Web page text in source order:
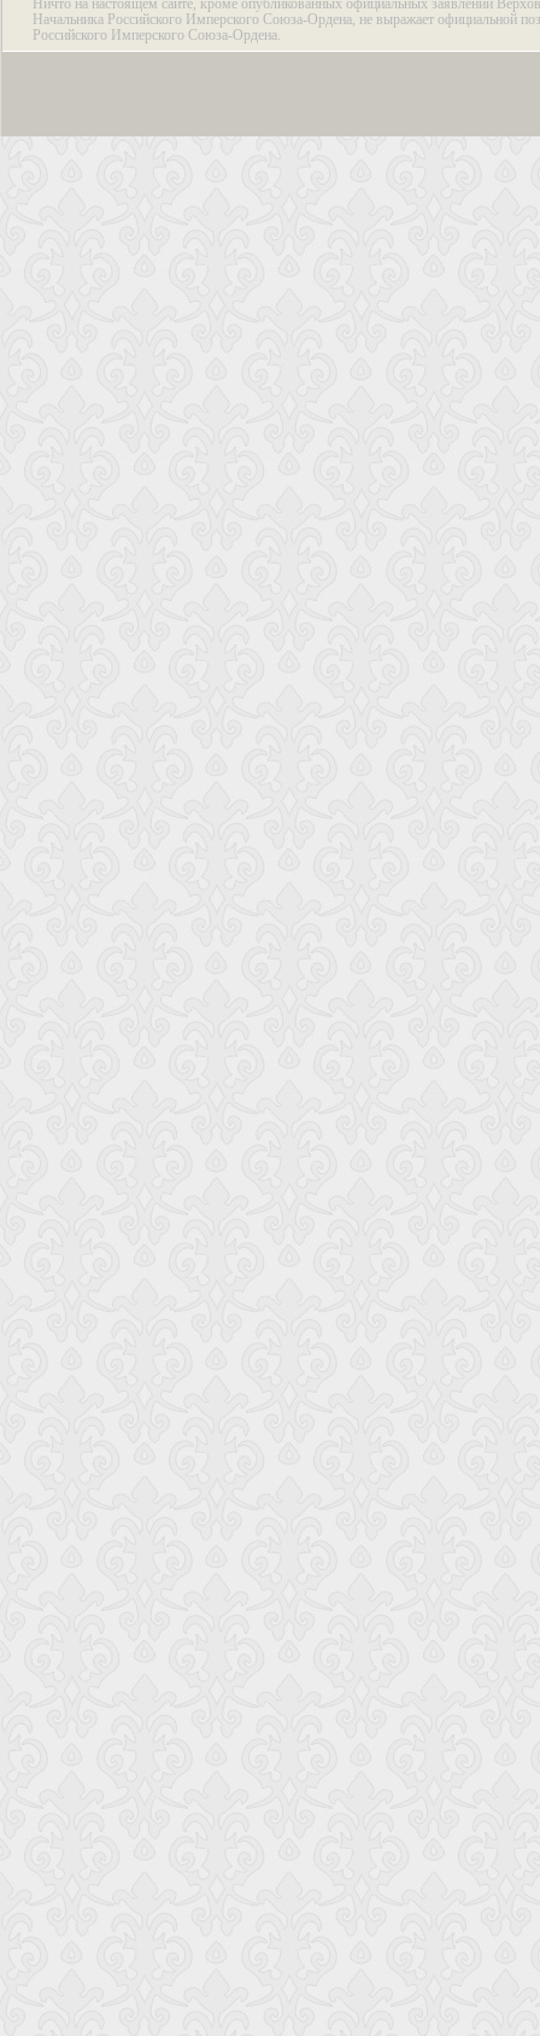
Ничто на настоящем сайте, кроме опубликованных официальных заявлений
Начальника Российского Имперского Союза-Ордена, не выражает официальной
Российского Имперского Союза-Ордена.